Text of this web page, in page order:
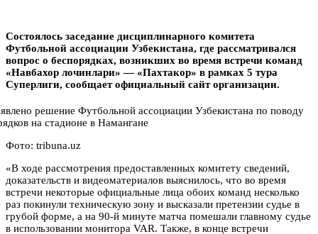
Состоялось заседание дисциплинарного комитета
Футбольной ассоциации Узбекистана, где рассматривался
вопрос о беспорядках, возникших во время встречи команд
«Навбахор лочинлари» — «Пахтакор» в рамках 5 тура
Суперлиги, сообщает официальный сайт организации.
Фото: tribuna.uz
«В ходе рассмотрения предоставленных комитету сведений,
доказательств и видеоматериалов выяснилось, что во время
встречи некоторые официальные лица обоих команд несколько
раз покинули техническую зону и высказали претензии судье в
грубой форме, а на 90-й минуте матча помешали главному судье
в использовании монитора VAR. Также, в конце встречи